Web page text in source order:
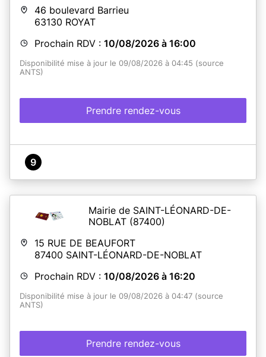
46 boulevard Barrieu
63130 ROYAT
Prochain RDV : 10/08/2026 à 16:00
Disponibilité mise à jour le 09/08/2026 à 04:45 (source
ANTS)
Prendre rendez-vous
9
Mairie de SAINT-LÉONARD-DE-
NOBLAT (87400)
15 RUE DE BEAUFORT
87400 SAINT-LÉONARD-DE-NOBLAT
Prochain RDV : 10/08/2026 à 16:20
Disponibilité mise à jour le 09/08/2026 à 04:47 (source
ANTS)
Prendre rendez-vous